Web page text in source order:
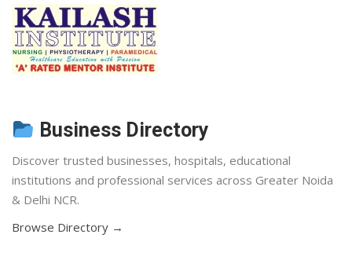
Business Directory
Discover trusted businesses, hospitals, educational
institutions and professional services across Greater Noida
& Delhi NCR.
Browse Directory →